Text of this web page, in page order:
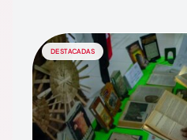
DESTACADAS